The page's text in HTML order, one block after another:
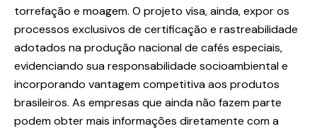
torrefação e moagem. O projeto visa, ainda, expor os
processos exclusivos de certificação e rastreabilidade
adotados na produção nacional de cafés especiais,
evidenciando sua responsabilidade socioambiental e
incorporando vantagem competitiva aos produtos
brasileiros. As empresas que ainda não fazem parte
podem obter mais informações diretamente com a